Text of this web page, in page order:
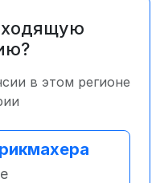
в этом регионе